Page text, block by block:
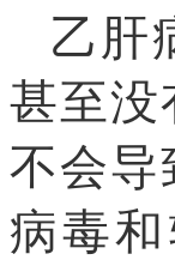
乙肝
甚至没
不会导
病毒